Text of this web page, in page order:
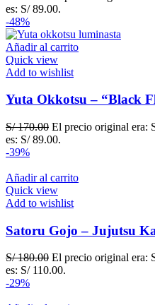
es: S/ 89.00.
-48%
Añadir al carrito
Quick view
Add to wishlist
Yuta Okkotsu – “Black
S/170.00 El precio original era:
es: S/ 89.00.
-39%
Añadir al carrito
Quick view
Add to wishlist
Satoru Gojo – Jujutsu
S/180.00 El precio original era:
es: S/ 110.00.
-29%